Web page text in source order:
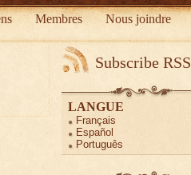
Membres Nous joindre
Subscribe RSS
LANGUE
Français
Español
Português